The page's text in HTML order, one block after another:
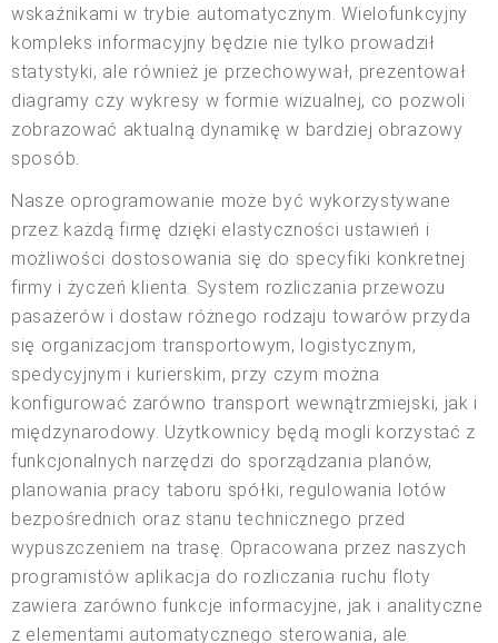
wskaźnikami w trybie automatycznym. Wielofunkcyjny
kompleks informacyjny będzie nie tylko prowadził
statystyki, ale również je przechowywał, prezentował
diagramy czy wykresy w formie wizualnej, co pozwoli
zobrazować aktualną dynamikę w bardziej obrazowy
sposób.
Nasze oprogramowanie może być wykorzystywane
przez każdą firmę dzięki elastyczności ustawień i
możliwości dostosowania się do specyfiki konkretnej
firmy i życzeń klienta. System rozliczania przewozu
pasażerów i dostaw różnego rodzaju towarów przyda
się organizacjom transportowym, logistycznym,
spedycyjnym i kurierskim, przy czym można
konfigurować zarówno transport wewnątrzmiejski, jak i
międzynarodowy. Użytkownicy będą mogli korzystać z
funkcjonalnych narzędzi do sporządzania planów,
planowania pracy taboru spółki, regulowania lotów
bezpośrednich oraz stanu technicznego przed
wypuszczeniem na trasę. Opracowana przez naszych
programistów aplikacja do rozliczania ruchu floty
zawiera zarówno funkcje informacyjne, jak i analityczne
z elementami automatycznego sterowania, ale